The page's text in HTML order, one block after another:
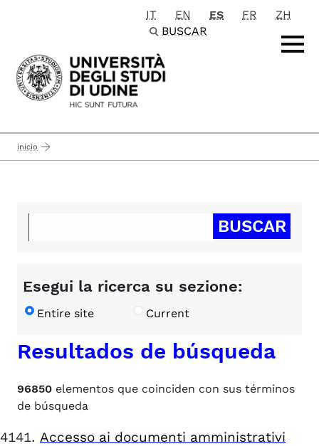
Passa al contenuto principale
IT EN ES FR
ZH
BUSCAR
inicio
Esegui la ricerca su sezione:
Entire site Current
Resultados de búsqueda
96850 elementos que coinciden con sus términos
de búsqueda
Accesso ai documenti amministrativi